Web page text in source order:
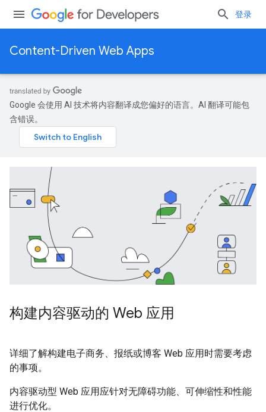
登录
Content-Driven Web Apps
Google 会使用 AI 技术将内容翻译成您偏好的语言。AI 翻译可能包
含错误。
构建内容驱动的 Web 应用
详细了解构建电子商务、报纸或博客 Web 应用时需要考虑
的事项。
内容驱动型 Web 应用应针对无障碍功能、可伸缩性和性能
进行优化。